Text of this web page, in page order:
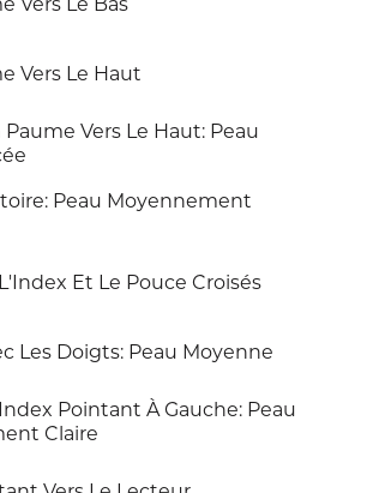
Vers Le Haut
Paume Vers Le Haut: Peau
Peau Moyennement
Et Le Pouce Croisés
Les Doigts: Peau Moyenne
Pointant À Gauche: Peau
Claire